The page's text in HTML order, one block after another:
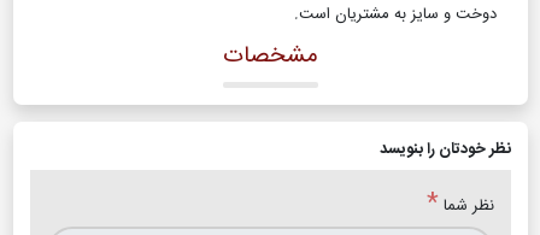
دوخت و سایز به مشتریان است.
مشخصات
نظر خودتان را بنویسد
نظر شما *